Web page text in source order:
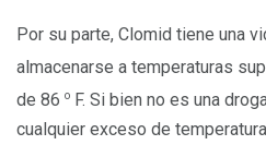
Por su parte, Clomid tiene una
almacenarse a temperaturas
de 86 o
F. Si bien no es una
cualquier exceso de